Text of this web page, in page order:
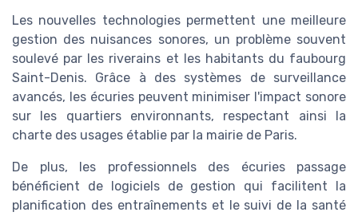
Les nouvelles technologies permettent une meilleure
gestion des nuisances sonores, un problème souvent
soulevé par les riverains et les habitants du faubourg
Saint-Denis. Grâce à des systèmes de surveillance
avancés, les écuries peuvent minimiser l'impact sonore
sur les quartiers environnants, respectant ainsi la
charte des usages établie par la mairie de Paris.
De plus, les professionnels des écuries passage
bénéficient de logiciels de gestion qui facilitent la
planification des entraînements et le suivi de la santé